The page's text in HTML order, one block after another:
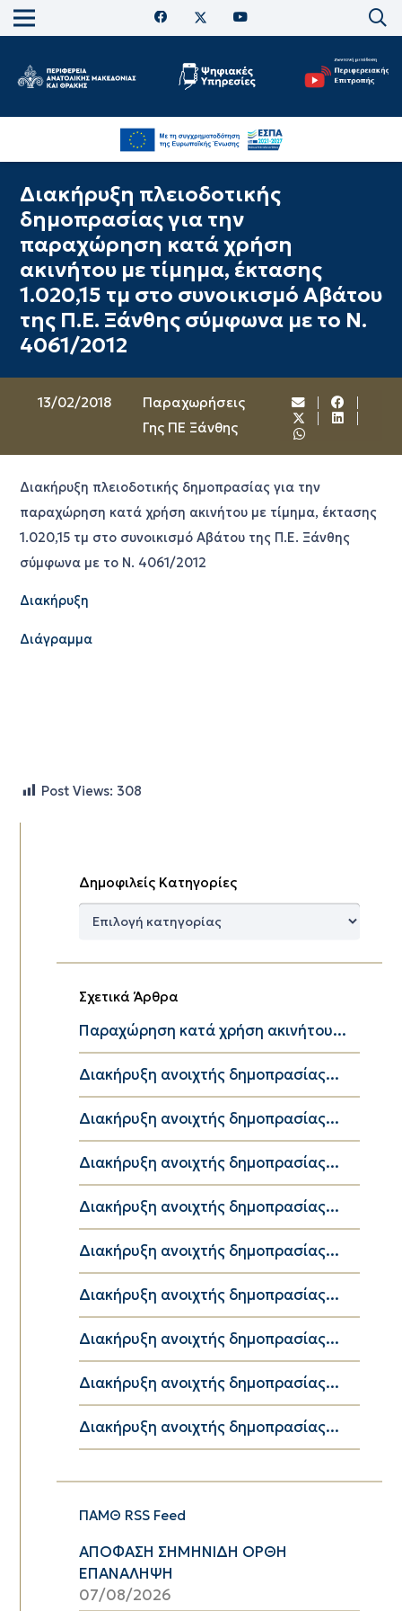
Διακήρυξη πλειοδοτικής
δημοπρασίας για την
παραχώρηση κατά χρήση
ακινήτου με τίμημα, έκτασης
1.020,15 τμ στο συνοικισμό Αβάτου
της Π.Ε. Ξάνθης σύμφωνα με το Ν.
4061/2012
13/02/2018
Παραχωρήσεις
Γης ΠΕ Ξάνθης
Διακήρυξη πλειοδοτικής δημοπρασίας για την
παραχώρηση κατά χρήση ακινήτου με τίμημα, έκτασης
1.020,15 τμ στο συνοικισμό Αβάτου της Π.Ε. Ξάνθης
σύμφωνα με το Ν. 4061/2012
Διακήρυξη
Διάγραμμα
Post Views: 308
Δημοφιλείς Κατηγορίες
Δημοφιλείς
Σχετικά Άρθρα
Παραχώρηση κατά χρήση ακινήτου...
Διακήρυξη ανοιχτής δημοπρασίας...
Διακήρυξη ανοιχτής δημοπρασίας...
Διακήρυξη ανοιχτής δημοπρασίας...
Διακήρυξη ανοιχτής δημοπρασίας...
Διακήρυξη ανοιχτής δημοπρασίας...
Διακήρυξη ανοιχτής δημοπρασίας...
Διακήρυξη ανοιχτής δημοπρασίας...
Διακήρυξη ανοιχτής δημοπρασίας...
Διακήρυξη ανοιχτής δημοπρασίας...
ΠΑΜΘ RSS Feed
ΑΠΟΦΑΣΗ ΣΗΜΗΝΙΔΗ ΟΡΘΗ
ΕΠΑΝΑΛΗΨΗ
07/08/2026